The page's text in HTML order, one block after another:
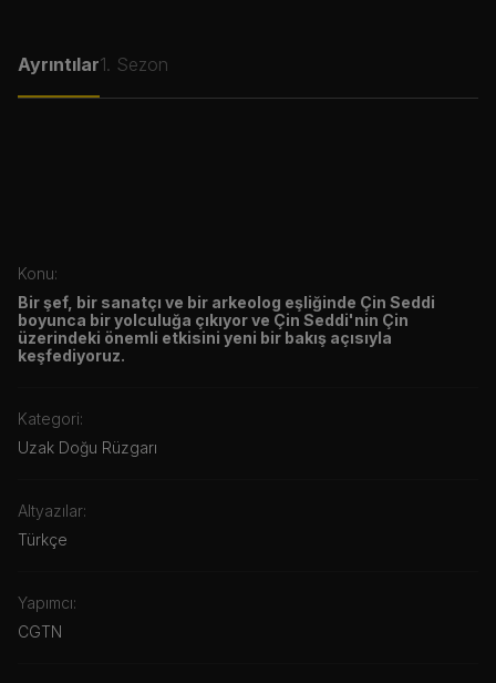
Ayrıntılar1. Sezon
Konu:
Bir şef, bir sanatçı ve bir arkeolog eşliğinde Çin Seddi
boyunca bir yolculuğa çıkıyor ve Çin Seddi'nin Çin
üzerindeki önemli etkisini yeni bir bakış açısıyla
keşfediyoruz.
Kategori:
Uzak Doğu Rüzgarı
Altyazılar:
Türkçe
Yapımcı:
CGTN